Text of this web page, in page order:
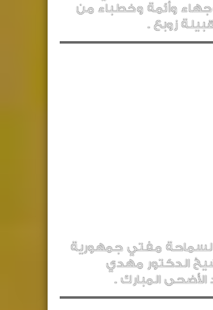
وأئمة وخطباء من
زوبع .
لسماحة مفتي جمهورية
الدكتور مهدي
المبارك .